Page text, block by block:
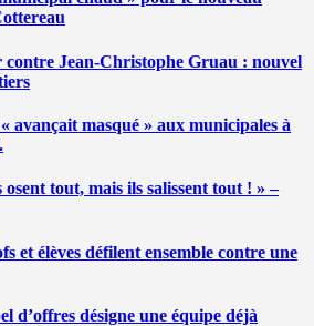
Jean-Christophe Gruau : nouvel
avançait masqué » aux municipales à
tout, mais ils salissent tout ! » –
et élèves défilent ensemble contre une
d’offres désigne une équipe déjà